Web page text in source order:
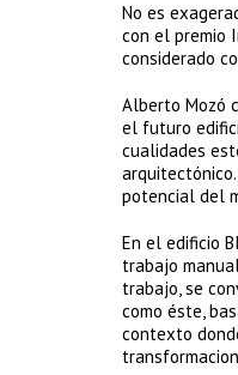
No es
con el premio
considerado
Alberto Mozó
el futuro
cualidades
potencial del
En el edificio
trabajo
trabajo, se
como éste,
contexto